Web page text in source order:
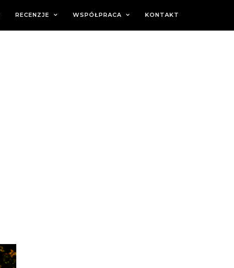
RECENZJE WSPÓŁPRACA KONTAKT